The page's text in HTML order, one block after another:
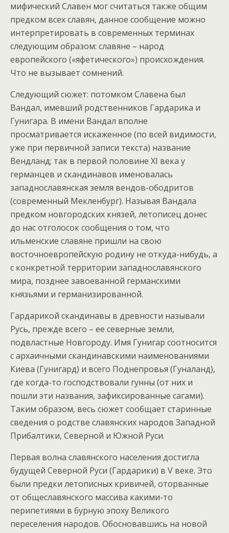
мифический Славен мог считаться также общим
предком всех славян, данное сообщение можно
интерпретировать в современных терминах
следующим образом: славяне – народ
европейского («яфетического») происхождения.
Что не вызывает сомнений.
Следующий сюжет: потомком Славена был
Вандал, имевший родственников Гардарика и
Гунигара. В имени Вандал вполне
просматривается искаженное (по всей видимости,
уже при первичной записи текста) название
Вендланд; так в первой половине XI века у
германцев и скандинавов именовалась
западнославянская земля вендов-ободритов
(современный Мекленбург). Называя Вандала
предком новгородских князей, летописец донес
до нас отголосок сообщения о том, что
ильменские славяне пришли на свою
восточноевропейскую родину не откуда-нибудь, а
с конкретной территории западнославянского
мира, позднее завоеванной германскими
князьями и германизированной.
Гардарикой скандинавы в древности называли
Русь, прежде всего – ее северные земли,
подвластные Новгороду. Имя Гунигар соотносится
с архаичными скандинавскими наименованиями
Киева (Гунигард) и всего Поднепровья (Гуналанд),
где когда-то господствовали гунны (от них и
пошли эти названия, зафиксированные сагами).
Таким образом, весь сюжет сообщает старинные
сведения о родстве славянских народов Западной
Прибалтики, Северной и Южной Руси.
Первая волна славянского населения достигла
будущей Северной Руси (Гардарики) в V веке. Это
были предки летописных кривичей, оторванные
от общеславянского массива какими-то
перипетиями в бурную эпоху Великого
переселения народов. Обосновавшись на новой